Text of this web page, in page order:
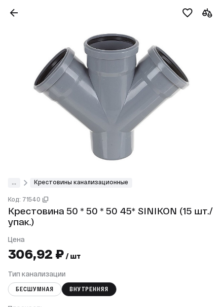
Крестовины канализационные
Код: 71540
Крестовина 50 * 50 * 50 45* SINIKON (15 шт./
упак.)
Цена
306,92 ₽ / шт
Тип канализации
БЕСШУМНАЯ ВНУТРЕННЯЯ